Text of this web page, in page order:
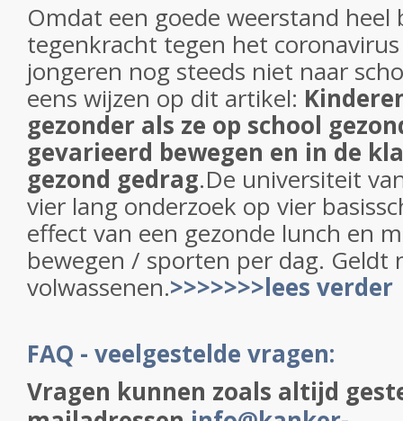
Omdat een goede weerstand heel
tegenkracht tegen het
jongeren nog steeds niet naar
eens wijzen op dit artikel:
gezonder als ze op school
gevarieerd bewegen en in de
gezond gedrag.De universiteit
vier lang onderzoek op vier
effect van een gezonde lunch en
bewegen / sporten per dag. Geldt
volwassenen.>>>>>>>lees verder
FAQ - veelgestelde vragen:
Vragen kunnen zoals altijd